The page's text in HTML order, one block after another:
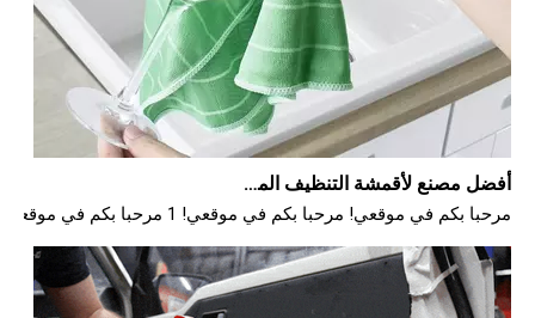
أفضل مصنع لأقمشة التنظيف المصنوعة من الألياف الدقيقة
مرحبا بكم في موقعي! مرحبا بكم في موقعي! 1 مرحبا بكم في موقعي! 1 مرحبا بكم في موقعي! مرحبا بكم في موقعي! مرحبا بكم في موقعي! مرحبا بكم في موقعي! مرحبا بكم في موقعي! مرحبا بكم في موقعي! مرحبا بكم في موقعي! مرحبا بكم في موقعي! مرحبا بكم في موقعي!